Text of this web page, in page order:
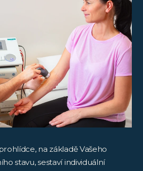
na základě Vašeho
stavu, sestaví individuální